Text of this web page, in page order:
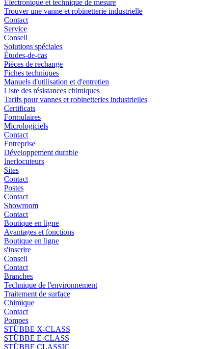
Électronique et technique de mesure
Trouver une vanne et robinetterie industrielle
Contact
Service
Conseil
Solutions spéciales
Études-de-cas
Pièces de rechange
Fiches techniques
Manuels d'utilisation et d'entretien
Liste des résistances chimiques
Tarifs pour vannes et robinetteries industrielles
Certificats
Formulaires
Micrologiciels
Contact
Entreprise
Développement durable
Inerlocuteurs
Sites
Contact
Postes
Contact
Showroom
Contact
Boutique en ligne
Avantages et fonctions
Boutique en ligne
s'inscrire
Conseil
Contact
Branches
Technique de l'environnement
Traitement de surface
Chimique
Contact
Pompes
STÜBBE X-CLASS
STÜBBE E-CLASS
STÜBBE CLASSIC